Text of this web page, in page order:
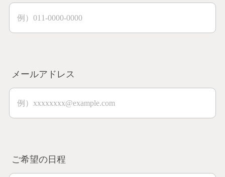
メールアドレス
ご希望の日程